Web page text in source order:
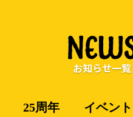
お知らせ一覧
25周年 イベント